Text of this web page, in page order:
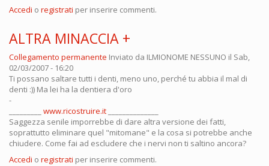
Accedi o registrati per inserire commenti.
ALTRA MINACCIA +
Collegamento permanente Inviato da ILMIONOME NESSUNO il Sab,
02/03/2007 - 16:20
Ti possano saltare tutti i denti, meno uno, perché tu abbia il mal di
denti :)) Ma lei ha la dentiera d'oro
-
www.ricostruire.it
Saggezza senile imporrebbe di dare altra versione dei fatti,
soprattutto eliminare quel "mitomane" e la cosa si potrebbe anche
chiudere. Come fai ad escludere che i nervi non ti saltino ancora?
Accedi o registrati per inserire commenti.